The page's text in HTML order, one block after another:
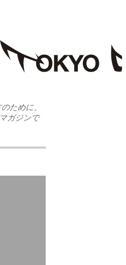
ために、
ガジンで